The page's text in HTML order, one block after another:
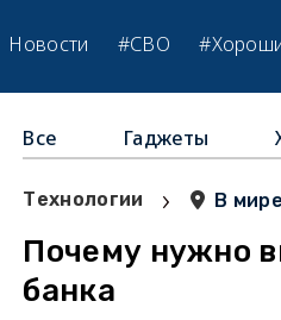
Новости #СВО
Все Гаджеты
Технологии › В мире
Почему нужно
банка